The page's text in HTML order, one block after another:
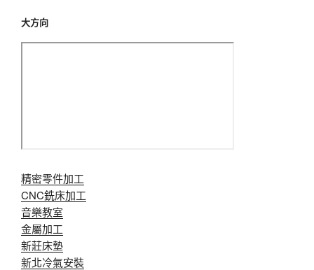
大方向
精密零件加工
CNC銑床加工
音樂教室
金屬加工
新莊床墊
新北冷氣安裝